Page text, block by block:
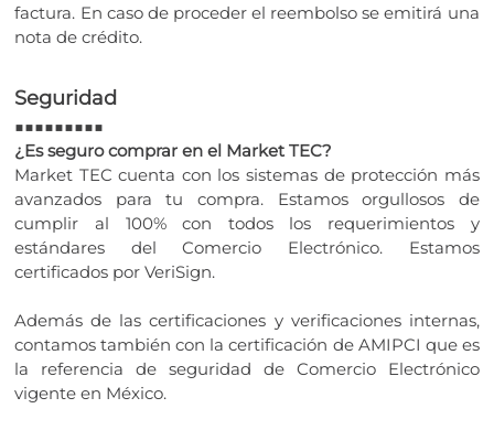
factura. En caso de proceder el reembolso se emitirá una
nota de crédito.
Seguridad
■■■■■■■■■
¿Es seguro comprar en el Market TEC?
Market TEC cuenta con los sistemas de protección más
avanzados para tu compra. Estamos orgullosos de
cumplir al 100% con todos los requerimientos y
estándares del Comercio Electrónico. Estamos
certificados por VeriSign.
Además de las certificaciones y verificaciones internas,
contamos también con la certificación de AMIPCI que es
la referencia de seguridad de Comercio Electrónico
vigente en México.